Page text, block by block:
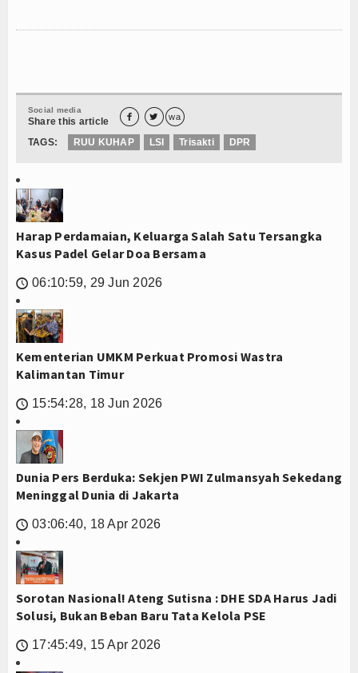
Social media
Share this article   wa
TAGS: RUU KUHAP LSI Trisakti DPR
Harap Perdamaian, Keluarga Salah Satu Tersangka
Kasus Padel Gelar Doa Bersama
🕔 06:10:59, 29 Jun 2026
Kementerian UMKM Perkuat Promosi Wastra
Kalimantan Timur
🕔 15:54:28, 18 Jun 2026
Dunia Pers Berduka: Sekjen PWI Zulmansyah Sekedang
Meninggal Dunia di Jakarta
🕔 03:06:40, 18 Apr 2026
Sorotan Nasional! Ateng Sutisna : DHE SDA Harus Jadi
Solusi, Bukan Beban Baru Tata Kelola PSE
🕔 17:45:49, 15 Apr 2026